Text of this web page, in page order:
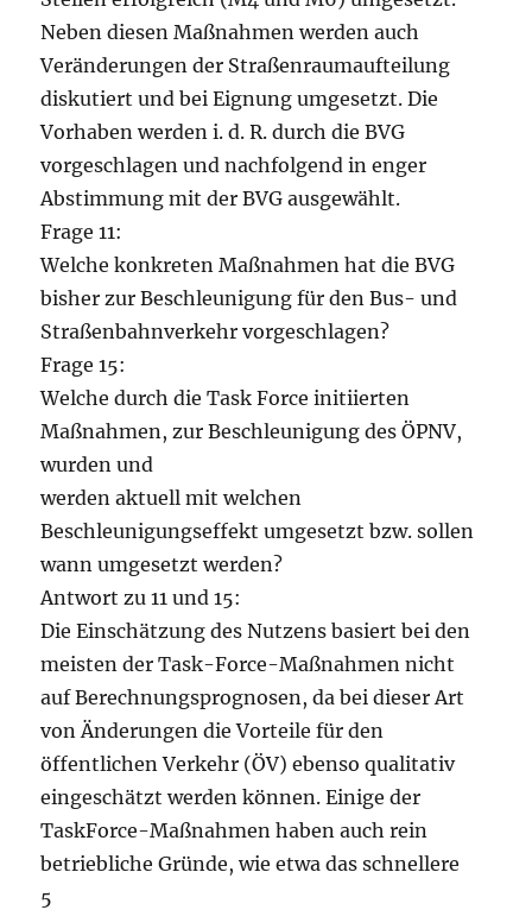
Neben diesen Maßnahmen werden auch
Veränderungen der Straßenraumaufteilung
diskutiert und bei Eignung umgesetzt. Die
Vorhaben werden i. d. R. durch die BVG
vorgeschlagen und nachfolgend in enger
Abstimmung mit der BVG ausgewählt.
Frage 11:
Welche konkreten Maßnahmen hat die BVG
bisher zur Beschleunigung für den Bus- und
Straßenbahnverkehr vorgeschlagen?
Frage 15:
Welche durch die Task Force initiierten
Maßnahmen, zur Beschleunigung des ÖPNV,
wurden und
werden aktuell mit welchen
Beschleunigungseffekt umgesetzt bzw. sollen
wann umgesetzt werden?
Antwort zu 11 und 15:
Die Einschätzung des Nutzens basiert bei den
meisten der Task-Force-Maßnahmen nicht
auf Berechnungsprognosen, da bei dieser Art
von Änderungen die Vorteile für den
öffentlichen Verkehr (ÖV) ebenso qualitativ
eingeschätzt werden können. Einige der
TaskForce-Maßnahmen haben auch rein
betriebliche Gründe, wie etwa das schnellere
5